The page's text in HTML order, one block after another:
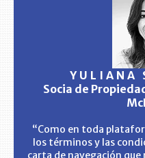
YULIANA
Socia de
“Como en toda
los términos y las
carta de navegación que